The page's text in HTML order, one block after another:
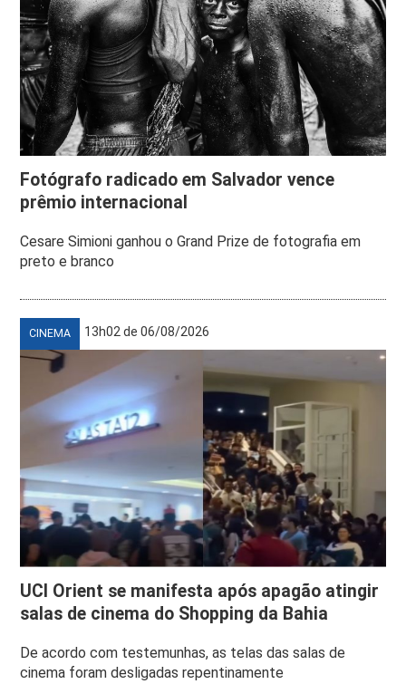
Fotógrafo radicado em Salvador vence
prêmio internacional
Cesare Simioni ganhou o Grand Prize de fotografia em
preto e branco
CINEMA 13h02 de 06/08/2026
UCI Orient se manifesta após apagão atingir
salas de cinema do Shopping da Bahia
De acordo com testemunhas, as telas das salas de
cinema foram desligadas repentinamente